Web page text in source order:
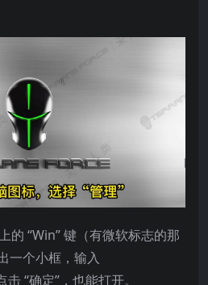
的 “Win” 键（有微软标志的那
一个小框，输入
“确定”，也能打开。​